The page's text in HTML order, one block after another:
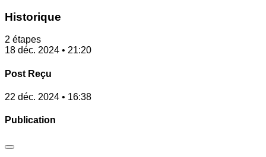
Historique
2 étapes
18 déc. 2024 • 21:20
Post Reçu
22 déc. 2024 • 16:38
Publication